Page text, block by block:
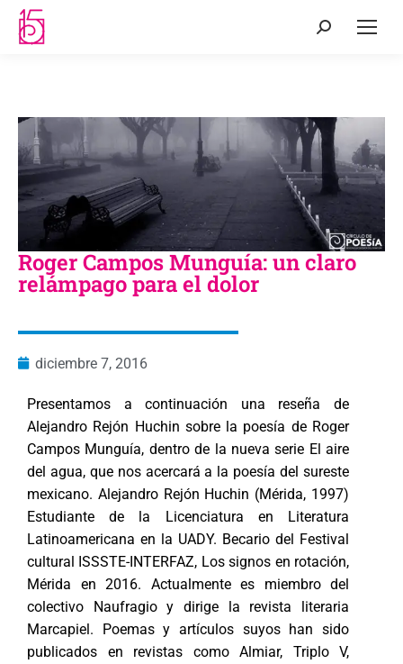
Roger Campos Munguía: un claro
relámpago para el dolor
diciembre 7, 2016
Presentamos a continuación una reseña de
Alejandro Rejón Huchin sobre la poesía de Roger
Campos Munguía, dentro de la nueva serie El aire
del agua, que nos acercará a la poesía del sureste
mexicano. Alejandro Rejón Huchin (Mérida, 1997)
Estudiante de la Licenciatura en Literatura
Latinoamericana en la UADY. Becario del Festival
cultural ISSSTE-INTERFAZ, Los signos en rotación,
Mérida en 2016. Actualmente es miembro del
colectivo Naufragio y dirige la revista literaria
Marcapiel. Poemas y artículos suyos han sido
publicados en revistas como Almiar, Triplo V,